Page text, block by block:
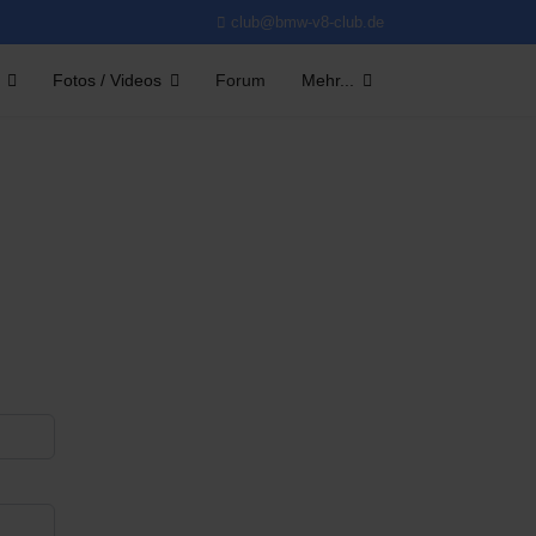
club@bmw-v8-club.de
Fotos / Videos Forum Mehr...